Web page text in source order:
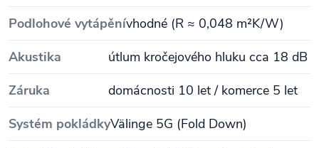
Podlohové vytápěnívhodné (R ≈ 0,048 m²K/W)
Akustika
útlum kročejového hluku cca 18 dB
Záruka
domácnosti 10 let / komerce 5 let
Systém pokládkyVälinge 5G (Fold Down)